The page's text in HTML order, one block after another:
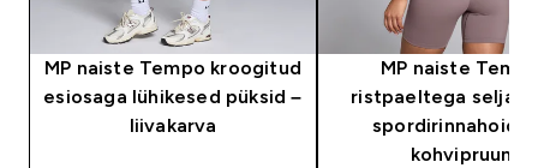
MP naiste Tempo kroogitud
esiosaga lühikesed püksid –
liivakarva
MP naiste
ristpaeltega
spordirinnahoidja
kohvipruun